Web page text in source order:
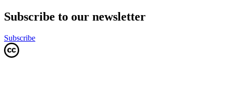
Subscribe to our newsletter
Subscribe